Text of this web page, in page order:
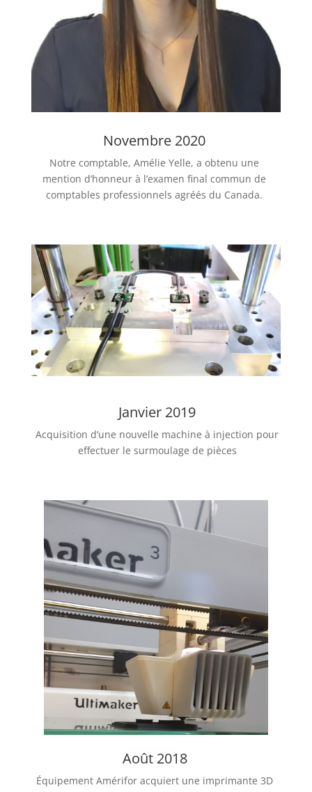
Novembre 2020
Notre comptable, Amélie Yelle, a obtenu une
mention d’honneur à l’examen final commun de
comptables professionnels agréés du Canada.
Janvier 2019
Acquisition d’une nouvelle machine à injection pour
effectuer le surmoulage de pièces
Août 2018
Équipement Amérifor acquiert une imprimante 3D